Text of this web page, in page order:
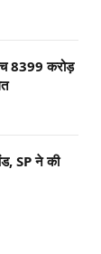
8399 करोड़
SP ने की